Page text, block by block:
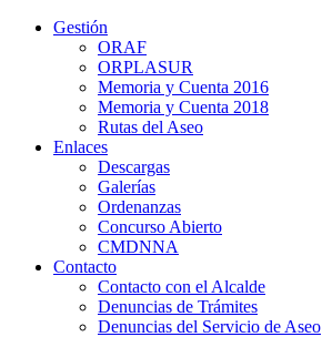
Gestión
ORAF
ORPLASUR
Memoria y Cuenta 2016
Memoria y Cuenta 2018
Rutas del Aseo
Enlaces
Descargas
Galerías
Ordenanzas
Concurso Abierto
CMDNNA
Contacto
Contacto con el Alcalde
Denuncias de Trámites
Denuncias del Servicio de Aseo